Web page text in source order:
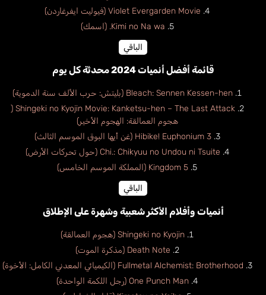
Violet Evergarden Movie (فيوليت ايفرغاردن)
Kimi no Na wa. (اسمك)
الباقي
قائمة أفضل أنميات 2024 محدثة كل يوم
Bleach: Sennen Kessen-hen (بليتش: حرب الألف سنة الدموية)
Shingeki no Kyojin Movie: Kanketsu-hen – The Last Attack (
هجوم العمالقة: الهجوم الأخير)
Hibike! Euphonium 3 (غن أيها البوق الموسم الثالث)
Chi.: Chikyuu no Undou ni Tsuite (حول تحركات الأرض)
Kingdom 5 (المملكة الموسم الخامس)
الباقي
أنميات وأفلام الأكثر شعبية وشهرة على الإطلاق
Shingeki no Kyojin (هجوم العمالقة)
Death Note (مذكرة الموت)
Fullmetal Alchemist: Brotherhood (الكيميائي المعدني الكامل: الأخوة)
One Punch Man (رجل اللكمة الواحدة)